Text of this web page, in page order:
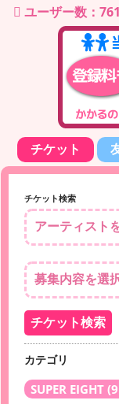
ユーザー数：
チケット
チケット検索
カテゴリ
SUPER EIGHT